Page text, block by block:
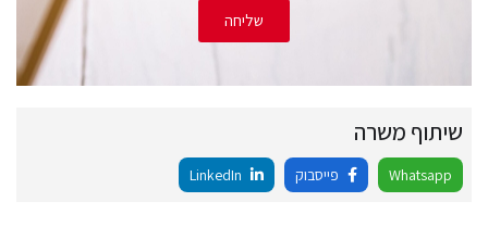
שליחה
שיתוף משרה
Whatsapp פייסבוק